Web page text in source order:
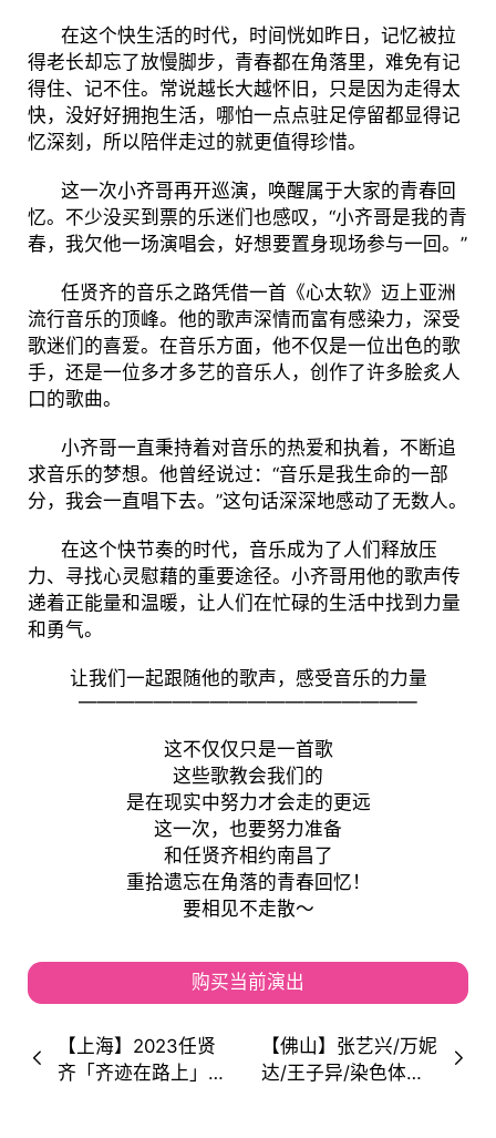
在这个快生活的时代，时间恍如昨日，记忆被拉
得老长却忘了放慢脚步，青春都在角落里，难免有记
得住、记不住。常说越长大越怀旧，只是因为走得太
快，没好好拥抱生活，哪怕一点点驻足停留都显得记
忆深刻，所以陪伴走过的就更值得珍惜。
这一次小齐哥再开巡演，唤醒属于大家的青春回
忆。不少没买到票的乐迷们也感叹，“小齐哥是我的青
春，我欠他一场演唱会，好想要置身现场参与一回。”
任贤齐的音乐之路凭借一首《心太软》迈上亚洲
流行音乐的顶峰。他的歌声深情而富有感染力，深受
歌迷们的喜爱。在音乐方面，他不仅是一位出色的歌
手，还是一位多才多艺的音乐人，创作了许多脍炙人
口的歌曲。
小齐哥一直秉持着对音乐的热爱和执着，不断追
求音乐的梦想。他曾经说过：“音乐是我生命的一部
分，我会一直唱下去。”这句话深深地感动了无数人。
在这个快节奏的时代，音乐成为了人们释放压
力、寻找心灵慰藉的重要途径。小齐哥用他的歌声传
递着正能量和温暖，让人们在忙碌的生活中找到力量
和勇气。
让我们一起跟随他的歌声，感受音乐的力量
——————————————————
这不仅仅只是一首歌
这些歌教会我们的
是在现实中努力才会走的更远
这一次，也要努力准备
和任贤齐相约南昌了
重拾遗忘在角落的青春回忆！
要相见不走散～
购买当前演出
【上海】2023任贤
齐「齐迹在路上」演
【佛山】张艺兴/万妮
达/王子异/染色体集